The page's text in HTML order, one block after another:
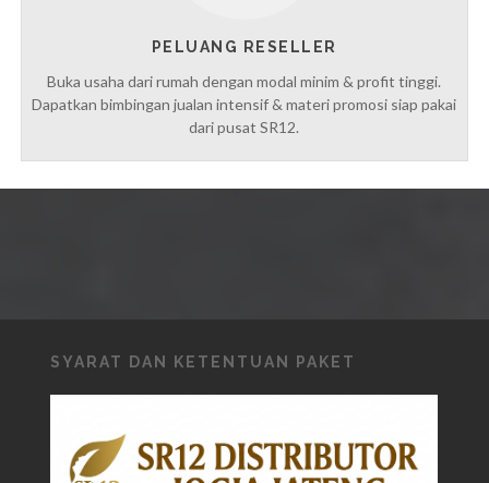
PELUANG RESELLER
Buka usaha dari rumah dengan modal minim & profit tinggi.
Dapatkan bimbingan jualan intensif & materi promosi siap pakai
dari pusat SR12.
SYARAT DAN KETENTUAN PAKET